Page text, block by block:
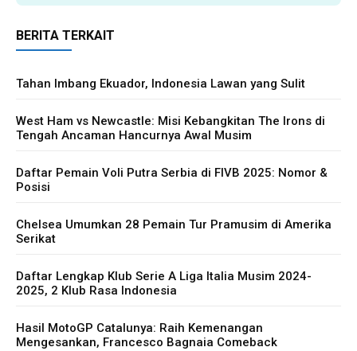
BERITA TERKAIT
Tahan Imbang Ekuador, Indonesia Lawan yang Sulit
West Ham vs Newcastle: Misi Kebangkitan The Irons di
Tengah Ancaman Hancurnya Awal Musim
Daftar Pemain Voli Putra Serbia di FIVB 2025: Nomor &
Posisi
Chelsea Umumkan 28 Pemain Tur Pramusim di Amerika
Serikat
Daftar Lengkap Klub Serie A Liga Italia Musim 2024-
2025, 2 Klub Rasa Indonesia
Hasil MotoGP Catalunya: Raih Kemenangan
Mengesankan, Francesco Bagnaia Comeback